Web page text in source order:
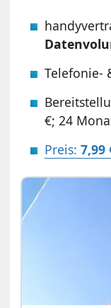
Telefonie-
€; 24
Preis:7,99